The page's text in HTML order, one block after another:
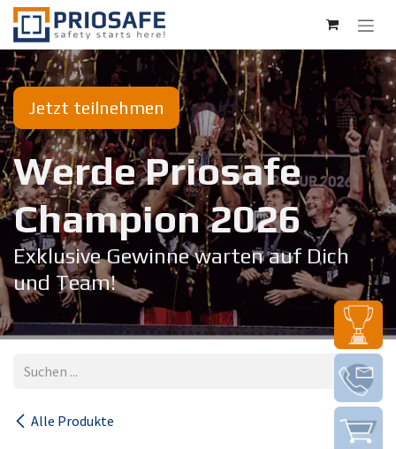
Zum Inhalt springen
Jetzt teilnehmen
Werde Priosafe
Champion 20​26
Exklusive Gewinne warten auf Dich
und Team!
Alle Produkte